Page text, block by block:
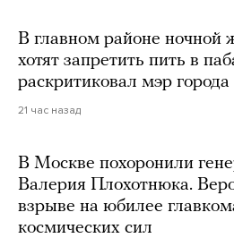
В главном районе ночной
хотят запретить пить в
раскритиковал мэр
21 час назад
В Москве похоронили
Валерия Плохотнюка.
взрыве на юбилее
космических сил